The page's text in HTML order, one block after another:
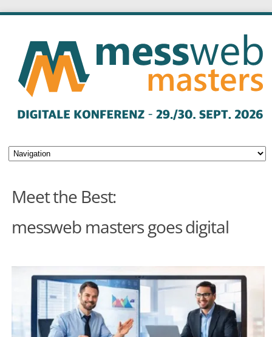
Meet the Best:
messweb masters goes digital